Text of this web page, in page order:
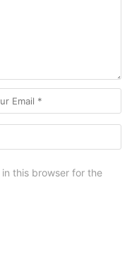
this browser for the